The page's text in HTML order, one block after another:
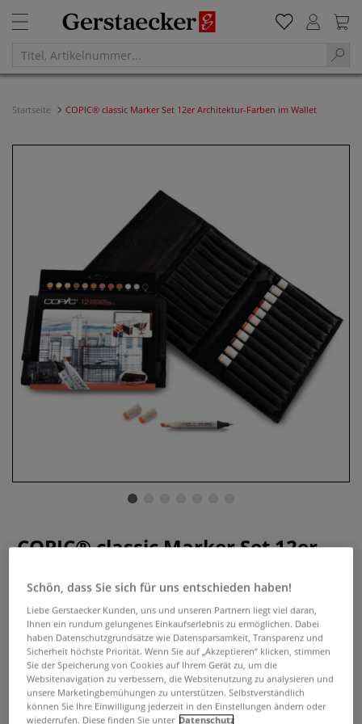
Startseite COPIC® classic Marker Set 12er Architektur-Farben im Wallet
COPIC® classic Marker Set 12er
COPICs sind Marktführer unter den Layout-Markern.
Erhältlich im praktischen Wallet mit 12 Stiften.
Mehr
77,94 €
inklusive 20% bzw. 10% MwSt,
Schön, dass Sie sich für uns entschieden haben!
Liebe Gerstaecker Kunden, uns und unseren Partnern liegt viel daran,
Ihnen ein rundum gelungenes Einkaufserlebnis zu ermöglichen. Dabei
haben Datenschutzgrundsätze wie Datensparsamkeit, Transparenz und
Sicherheit höchste Priorität. Wenn Sie auf „Akzeptieren“ klicken, stimmen
Sie der Speicherung von Cookies auf Ihrem Gerät zu, um die
Websitenavigation zu verbessern, die Websitenutzung zu analysieren und
unsere Marketingbemühungen zu unterstützen. Selbstverständlich
können Sie Ihre Einwilligung jederzeit in den Einstellungen ändern oder
wiederrufen. Diese finden Sie unter Datenschutz